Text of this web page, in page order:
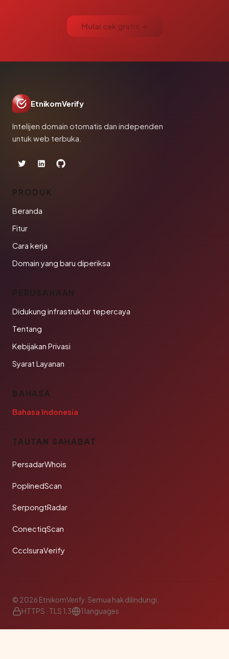
Mulai cek gratis →
EtnikomVerify
Intelijen domain otomatis dan independen
untuk web terbuka.
PRODUK
Beranda
Fitur
Cara kerja
Domain yang baru diperiksa
PERUSAHAAN
Didukung infrastruktur tepercaya
Tentang
Kebijakan Privasi
Syarat Layanan
BAHASA
Bahasa Indonesia
TAUTAN SAHABAT
PersadarWhois
PoplinedScan
SerpongtRadar
ConectiqScan
CcclsuraVerify
© 2026 EtnikomVerify. Semua hak dilindungi.
HTTPS · TLS 1.3
1 languages